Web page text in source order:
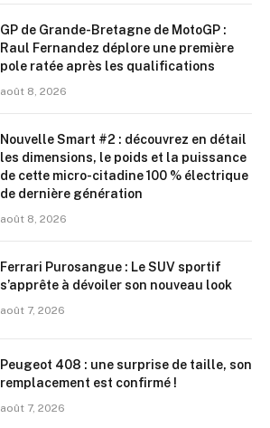
GP de Grande-Bretagne de MotoGP :
Raul Fernandez déplore une première
pole ratée après les qualifications
août 8, 2026
Nouvelle Smart #2 : découvrez en détail
les dimensions, le poids et la puissance
de cette micro-citadine 100 % électrique
de dernière génération
août 8, 2026
Ferrari Purosangue : Le SUV sportif
s’apprête à dévoiler son nouveau look
août 7, 2026
Peugeot 408 : une surprise de taille, son
remplacement est confirmé !
août 7, 2026